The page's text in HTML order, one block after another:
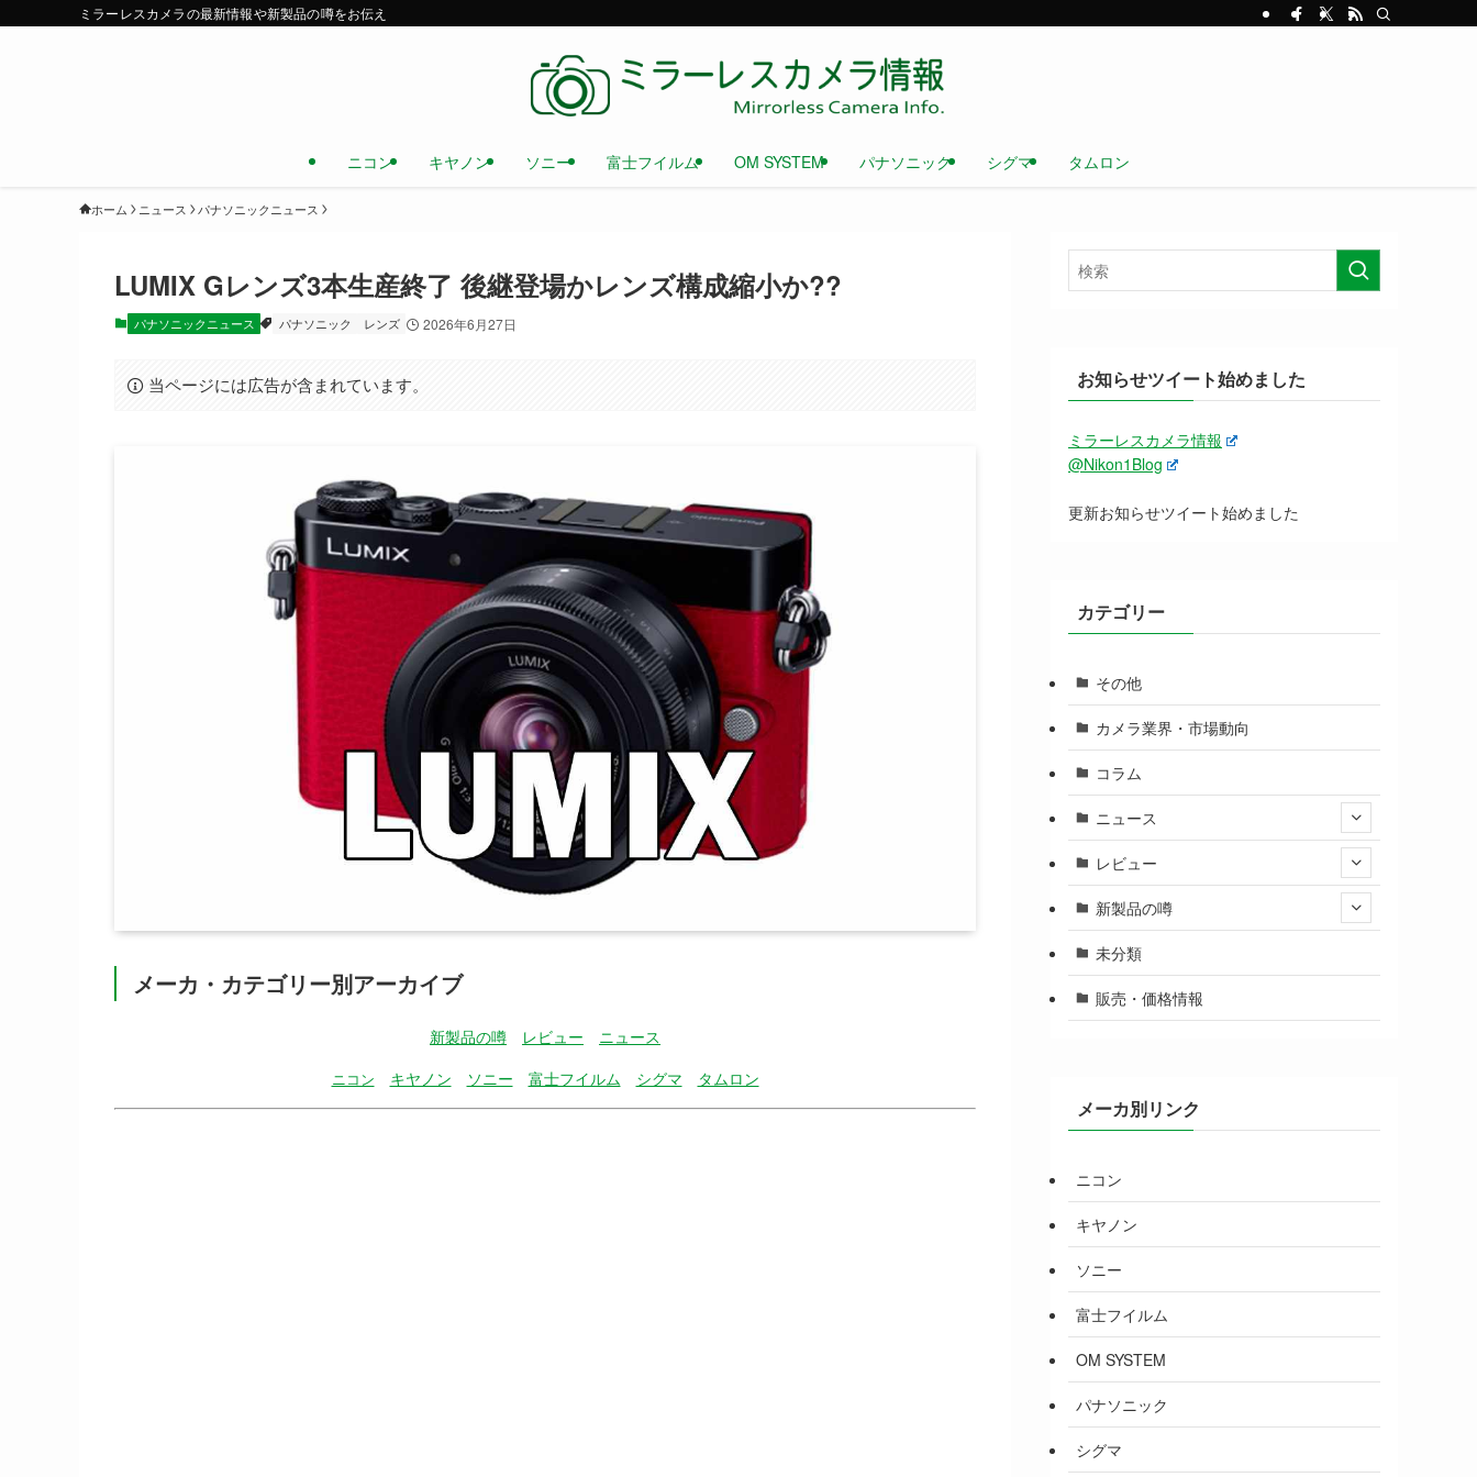
ミラーレスカメラの最新情報や新製品の噂をお伝え
ニコン キヤノン ソニー 富士フイルム OM SYSTEM パナソニック シグマ タムロン
ホーム ニュース パナソニックニュース
LUMIX Gレンズ3本生産終了 後継登場かレンズ構成縮小か??
パナソニックニュース パナソニック レンズ 2026年6月27日
当ページには広告が含まれています。
メーカ・カテゴリー別アーカイブ
新製品の噂 レビュー ニュース
ニコン キヤノン ソニー 富士フイルム シグマ タムロン
お知らせツイート始めました
ミラーレスカメラ情報
@Nikon1Blog
更新お知らせツイート始めました
カテゴリー
その他
カメラ業界・市場動向
コラム
ニュース
レビュー
新製品の噂
未分類
販売・価格情報
メーカ別リンク
ニコン
キヤノン
ソニー
富士フイルム
OM SYSTEM
パナソニック
シグマ